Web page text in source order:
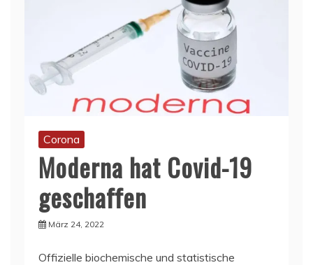
Corona
Moderna hat Covid-19
geschaffen
März 24, 2022
Offizielle biochemische und statistische